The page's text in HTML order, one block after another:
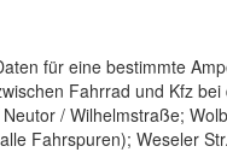
für eine bestimmte
Fahrrad und Kfz
/ Wilhelmstraße;
Fahrspuren); Weseler